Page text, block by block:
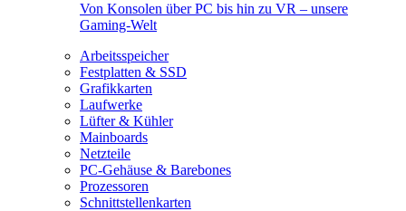
Von Konsolen über PC bis hin zu VR – unsere
Gaming-Welt
Arbeitsspeicher
Festplatten & SSD
Grafikkarten
Laufwerke
Lüfter & Kühler
Mainboards
Netzteile
PC-Gehäuse & Barebones
Prozessoren
Schnittstellenkarten